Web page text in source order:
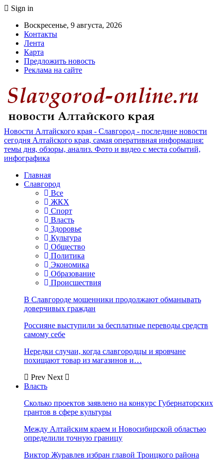
Sign in
Воскресенье, 9 августа, 2026
Контакты
Лента
Карта
Предложить новость
Реклама на сайте
Новости Алтайского края - Славгород - последние новости
сегодня Алтайского края, самая оперативная информация:
темы дня, обзоры, анализ. Фото и видео с места событий,
инфографика
Главная
Славгород
Все
ЖКХ
Спорт
Власть
Здоровье
Культура
Общество
Политика
Экономика
Образование
Происшествия
В Славгороде мошенники продолжают обманывать
доверчивых граждан
Россияне выступили за бесплатные переводы средств
самому себе
Нередки случаи, когда славгородцы и яровчане
похищают товар из магазинов и…
Prev Next
Власть
Сколько проектов заявлено на конкурс Губернаторских
грантов в сфере культуры
Между Алтайским краем и Новосибирской областью
определили точную границу
Виктор Журавлев избран главой Троицкого района